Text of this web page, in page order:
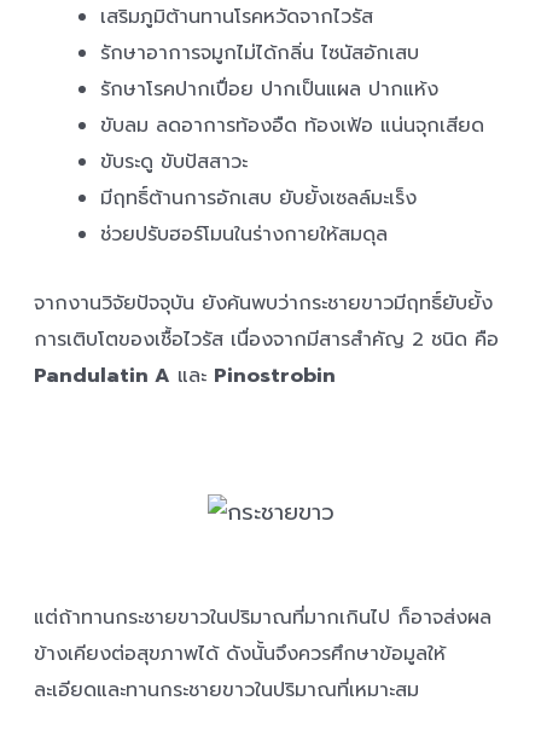
เสริมภูมิต้านทานโรคหวัดจากไวรัส
รักษาอาการจมูกไม่ได้กลิ่น ไซนัสอักเสบ
รักษาโรคปากเปื่อย ปากเป็นแผล ปากแห้ง
ขับลม ลดอาการท้องอืด ท้องเฟ้อ แน่นจุกเสียด
ขับระดู ขับปัสสาวะ
มีฤทธิ์ต้านการอักเสบ ยับยั้งเซลล์มะเร็ง
ช่วยปรับฮอร์โมนในร่างกายให้สมดุล
จากงานวิจัยปัจจุบัน ยังค้นพบว่ากระชายขาวมีฤทธิ์ยับยั้ง
การเติบโตของเชื้อไวรัส เนื่องจากมีสารสำคัญ 2 ชนิด คือ
Pandulatin A และ Pinostrobin
แต่ถ้าทานกระชายขาวในปริมาณที่มากเกินไป ก็อาจส่งผล
ข้างเคียงต่อสุขภาพได้ ดังนั้นจึงควรศึกษาข้อมูลให้
ละเอียดและทานกระชายขาวในปริมาณที่เหมาะสม